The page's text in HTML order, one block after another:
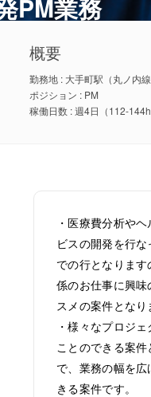
PM業務
概要
ポジション : PM
・医療費分析や
ビスの開発を行
での行となりま
係のお仕事に興味
スメの案件となり
・様々なプロジ
ことのできる案
で、業務の幅を
きる案件です。